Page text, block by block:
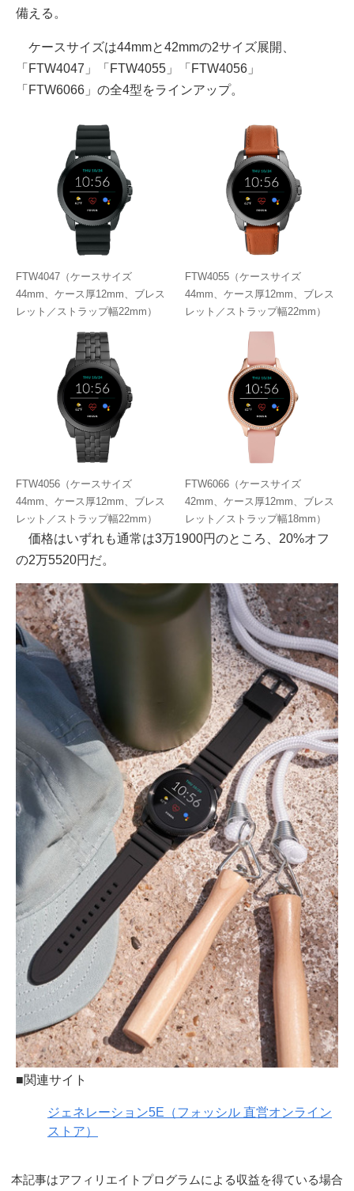
備える。
ケースサイズは44mmと42mmの2サイズ展開、
「FTW4047」「FTW4055」「FTW4056」
「FTW6066」の全4型をラインアップ。
FTW4047（ケースサイズ
44mm、ケース厚12mm、ブレス
レット／ストラップ幅22mm）
FTW4055（ケースサイズ
44mm、ケース厚12mm、ブレス
レット／ストラップ幅22mm）
FTW4056（ケースサイズ
44mm、ケース厚12mm、ブレス
レット／ストラップ幅22mm）
FTW6066（ケースサイズ
42mm、ケース厚12mm、ブレス
レット／ストラップ幅18mm）
価格はいずれも通常は3万1900円のところ、20%オフ
の2万5520円だ。
■関連サイト
ジェネレーション5E（フォッシル 直営オンライン
ストア）
本記事はアフィリエイトプログラムによる収益を得ている場合